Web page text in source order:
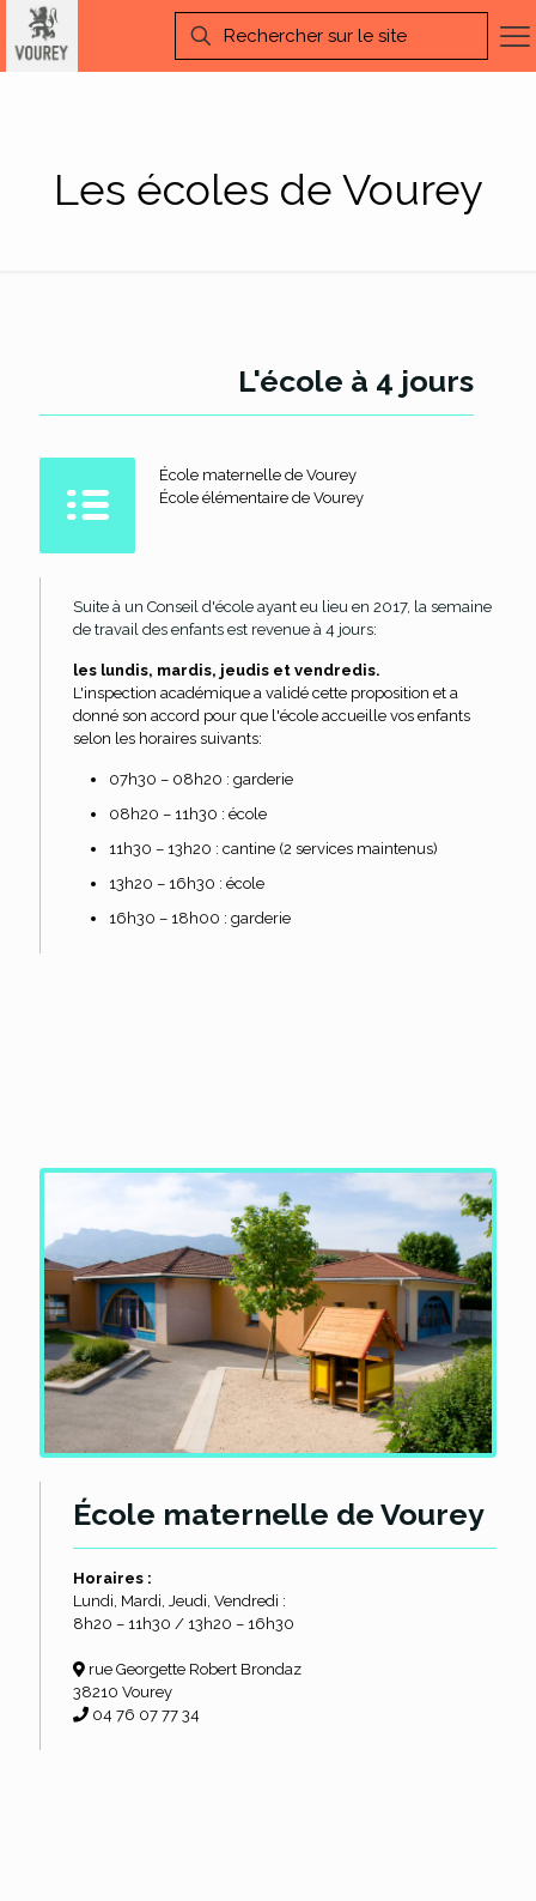
Les écoles de Vourey
L'école à 4 jours
École maternelle de Vourey
École élémentaire de Vourey
Suite à un Conseil d'école ayant eu lieu en 2017, la semaine
de travail des enfants est revenue à 4 jours:
les lundis, mardis, jeudis et vendredis.
L'inspection académique a validé cette proposition et a
donné son accord pour que l'école accueille vos enfants
selon les horaires suivants:
07h30 – 08h20 : garderie
08h20 – 11h30 : école
11h30 – 13h20 : cantine (2 services maintenus)
13h20 – 16h30 : école
16h30 – 18h00 : garderie
École maternelle de Vourey
Horaires :
Lundi, Mardi, Jeudi, Vendredi :
8h20 – 11h30 / 13h20 – 16h30
rue Georgette Robert Brondaz
38210 Vourey
04 76 07 77 34